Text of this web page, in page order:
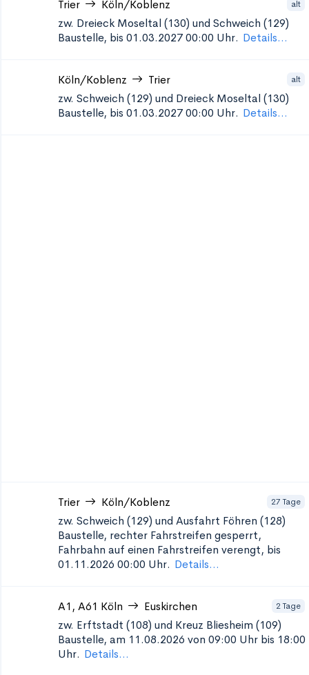
Trier Köln/Koblenz alt
zw. Dreieck Moseltal (130) und Schweich (129)
Baustelle, bis 01.03.2027 00:00 Uhr. Details...
Köln/Koblenz Trier alt
zw. Schweich (129) und Dreieck Moseltal (130)
Baustelle, bis 01.03.2027 00:00 Uhr. Details...
Trier Köln/Koblenz 27 Tage
zw. Schweich (129) und Ausfahrt Föhren (128)
Baustelle, rechter Fahrstreifen gesperrt,
Fahrbahn auf einen Fahrstreifen verengt, bis
01.11.2026 00:00 Uhr. Details...
A1, A61 Köln Euskirchen 2 Tage
zw. Erftstadt (108) und Kreuz Bliesheim (109)
Baustelle, am 11.08.2026 von 09:00 Uhr bis 18:00
Uhr. Details...